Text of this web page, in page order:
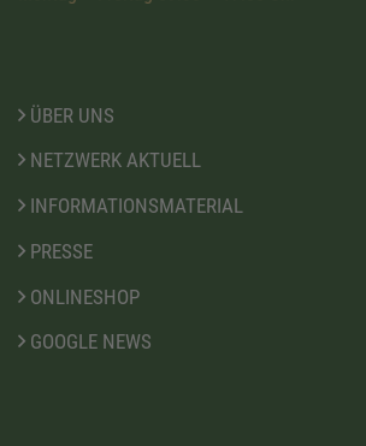
ÜBER UNS
NETZWERK AKTUELL
INFORMATIONSMATERIAL
PRESSE
ONLINESHOP
GOOGLE NEWS